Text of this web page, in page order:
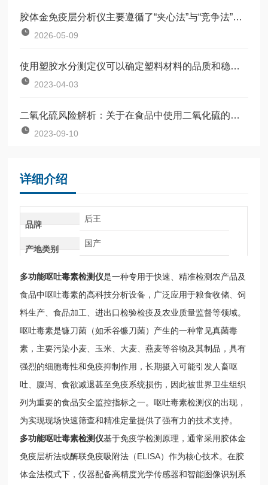
胶体金免疫层分析仪主要遵循了“夹心法”与“竞争法”两种机制
2026-05-09
使用塑胶水分测定仪可以确定塑料材料的品质和稳定性
2023-04-03
二氧化硫风险解析：关于在食品中使用二氧化硫的科学解读
2023-09-10
详细介绍
品牌
后王
产地类别
国产
多功能呕吐毒素检测仪是一种专用于快速、精准检测农产品及
食品中呕吐毒素的高科技分析设备，广泛应用于粮食收储、饲
料生产、食品加工、进出口检验检疫及农业质量监督等领域。
呕吐毒素是镰刀菌（如禾谷镰刀菌）产生的一种常见真菌毒
素，主要污染小麦、玉米、大麦、燕麦等谷物及其制品，具有
强烈的细胞毒性和免疫抑制作用，长期摄入可能引发人畜呕
吐、腹泻、食欲减退甚至免疫系统损伤，因此被世界卫生组织
列为重要的食品安全监控指标之一。呕吐毒素检测仪的出现，
为实现现场快速筛查和精准定量提供了强有力的技术支持。
多功能呕吐毒素检测仪基于免疫学检测原理，通常采用胶体金
免疫层析法或酶联免疫吸附法（ELISA）作为核心技术。在胶
体金法模式下，仪器配备高精度光学传感器和智能图像识别系